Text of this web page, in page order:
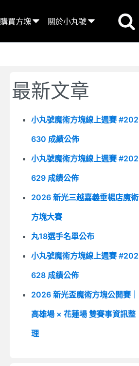
購買方塊 關於小丸號
最新文章
小丸號魔術方塊線上週賽 #202
630 成績公佈
小丸號魔術方塊線上週賽 #202
629 成績公佈
2026 新光三越嘉義垂楊店魔術
方塊大賽
丸18選手名單公布
小丸號魔術方塊線上週賽 #202
628 成績公佈
2026 新光盃魔術方塊公開賽｜
高雄場 × 花蓮場 雙賽事資訊整
理